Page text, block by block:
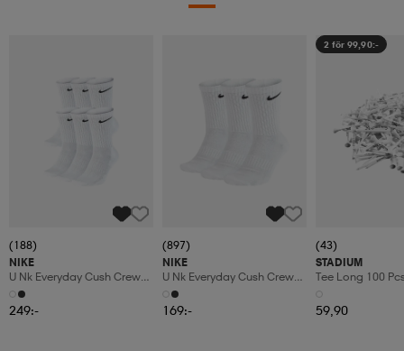
(188)
NIKE
U Nk Everyday Cush Crew
6pr-Bd
249:-
(897)
NIKE
U Nk Everyday Cush Crew
3pr
169:-
2 för 99,90:-
(43)
STADIUM
Tee Long 100
59,90